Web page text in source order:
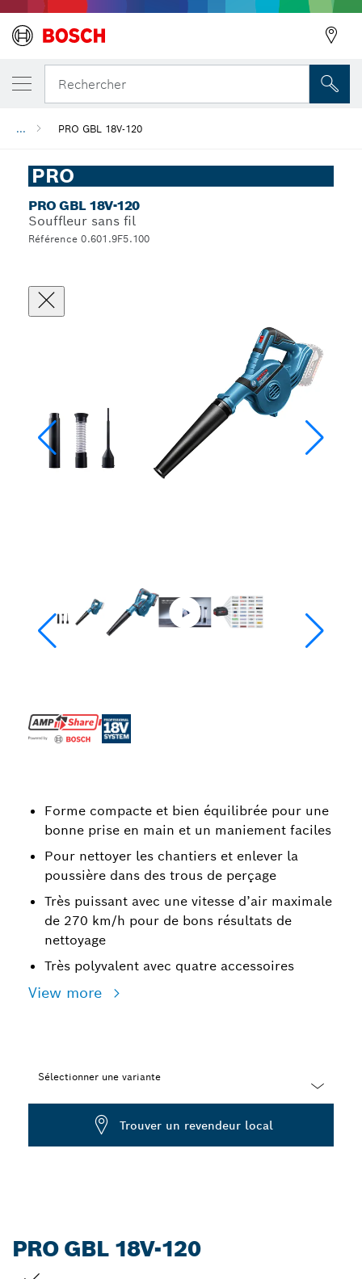
Rechercher
... PRO GBL 18V-120
PRO
PRO GBL 18V-120
Souffleur sans fil
Référence 0.601.9F5.100
Forme compacte et bien équilibrée pour une
bonne prise en main et un maniement faciles
Pour nettoyer les chantiers et enlever la
poussière dans des trous de perçage
Très puissant avec une vitesse d’air maximale
de 270 km/h pour de bons résultats de
nettoyage
Très polyvalent avec quatre accessoires
View more
Sélectionner une variante
Trouver un revendeur local
PRO GBL 18V-120